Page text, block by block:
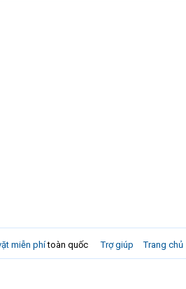
Trợ giúp Trang chủ
miễn phítoàn quốc